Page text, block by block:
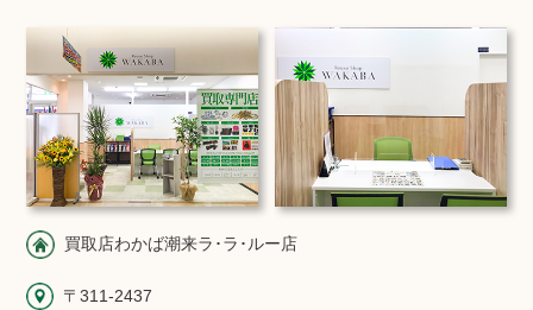
買取店わかば潮来ラ･ラ･ルー店
〒311-2437